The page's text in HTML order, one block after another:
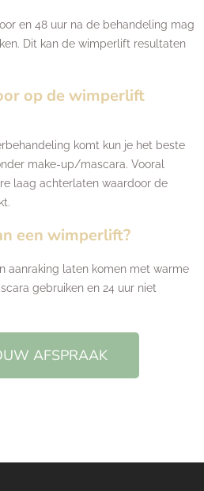
en 48 uur na de behandeling mag
Dit kan de wimperlift resultaten
op de wimperlift
komt kun je het beste
make-up/mascara. Vooral
laag achterlaten waardoor de
een wimperlift?
aanraking laten komen met warme
gebruiken en 24 uur niet
AFSPRAAK